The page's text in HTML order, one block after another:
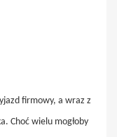
firmowy, a wraz z
Choć wielu mogłoby